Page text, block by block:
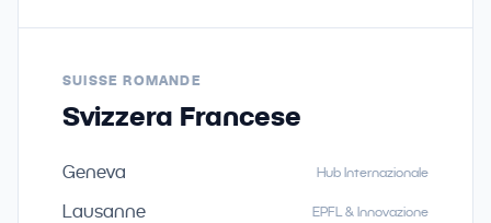
SUISSE ROMANDE
Svizzera Francese
Geneva Hub Internazionale
Lausanne EPFL & Innovazione